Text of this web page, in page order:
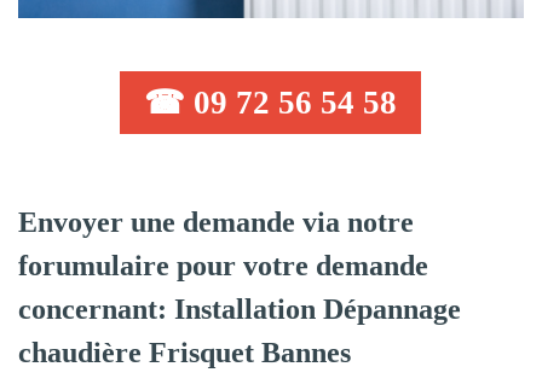
☎ 09 72 56 54 58
Envoyer une demande via notre
forumulaire pour votre demande
concernant: Installation Dépannage
chaudière Frisquet Bannes